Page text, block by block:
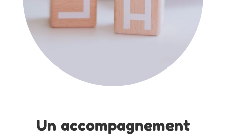
Un accompagnement